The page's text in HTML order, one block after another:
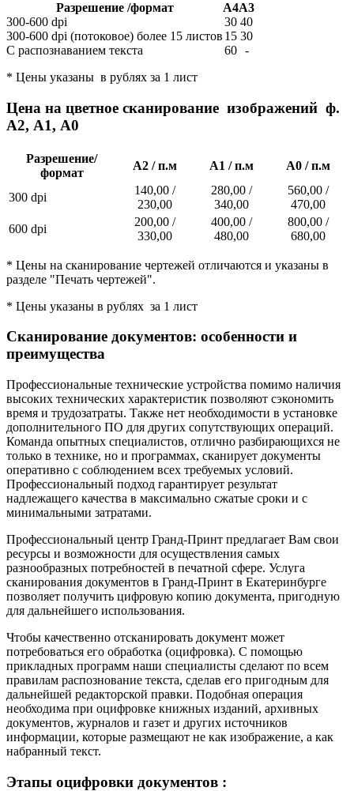
Разрешение /формат А4A3
300-600 dpi
30 40
300-600 dpi (потоковое) более 15 листов 15 30
С распознаванием текста
60 -
* Цены указаны в рублях за 1 лист
Цена на цветное сканирование изображений ф.
A2, А1, А0
Разрешение/
формат
А2 / п.м А1 / п.м A0 / п.м
300 dpi
140,00 /
230,00
280,00 /
340,00
560,00 /
470,00
600 dpi
200,00 /
330,00
400,00 /
480,00
800,00 /
680,00
* Цены на сканирование чертежей отличаются и указаны в
разделе "Печать чертежей".
* Цены указаны в рублях за 1 лист
Сканирование документов: особенности и
преимущества
Профессиональные технические устройства помимо наличия
высоких технических характеристик позволяют сэкономить
время и трудозатраты. Также нет необходимости в установке
дополнительного ПО для других сопутствующих операций.
Команда опытных специалистов, отлично разбирающихся не
только в технике, но и программах, сканирует документы
оперативно с соблюдением всех требуемых условий.
Профессиональный подход гарантирует результат
надлежащего качества в максимально сжатые сроки и с
минимальными затратами.
Профессиональный центр Гранд-Принт предлагает Вам свои
ресурсы и возможности для осуществления самых
разнообразных потребностей в печатной сфере. Услуга
сканирования документов в Гранд-Принт в Екатеринбурге
позволяет получить цифровую копию документа, пригодную
для дальнейшего использования.
Чтобы качественно отсканировать документ может
потребоваться его обработка (оцифровка). С помощью
прикладных программ наши специалисты сделают по всем
правилам распознование текста, сделав его пригодным для
дальнейшей редакторской правки. Подобная операция
необходима при оцифровке книжных изданий, архивных
документов, журналов и газет и других источников
информации, которые размещают не как изображение, а как
набранный текст.
Этапы оцифровки документов :